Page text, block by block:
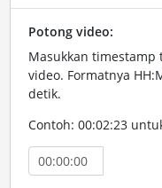
Potong video:
Masukkan
video. Formatnya
detik.
Contoh: 00:02:23